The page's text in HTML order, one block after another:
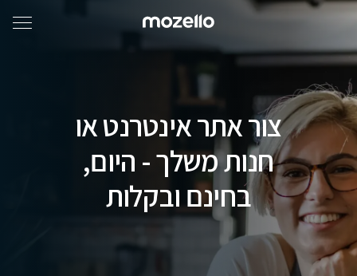
צור אתר אינטרנט או
חנות משלך - היום,
בחינם ובקלות